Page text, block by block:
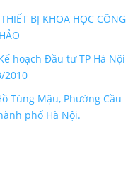
BỊ KHOA HỌC CÔNG
hoạch Đầu tư TP Hà Nội
2010
Tùng Mậu, Phường Cầu
phố Hà Nội.